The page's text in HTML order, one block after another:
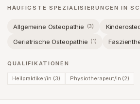
HÄUFIGSTE SPEZIALISIERUNGEN IN
Allgemeine Osteopathie (3)
Geriatrische Osteopathie (1)
QUALIFIKATIONEN
Heilpraktiker/in (3) Physiotherapeut/in (2)